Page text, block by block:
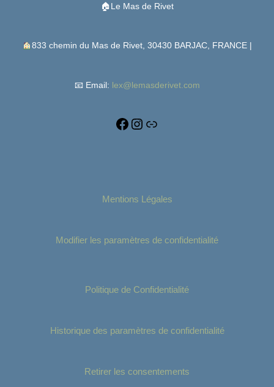
🏠Le Mas de Rivet
833 chemin du Mas de Rivet, 30430 BARJAC, FRANCE |
📧 Email: lex@lemasderivet.com
Mentions Légales
Modifier les paramètres de confidentialité
Politique de Confidentialité
Historique des paramètres de confidentialité
Retirer les consentements